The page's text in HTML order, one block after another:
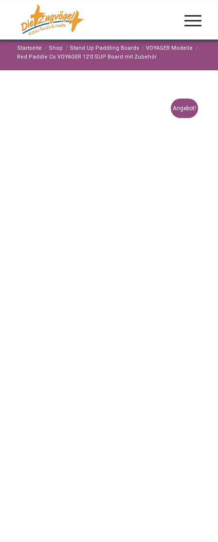
Startseite / Shop / Stand Up Paddling Boards / VOYAGER Modelle /
Red Paddle Co VOYAGER 12’0 SUP Board mit Zubehör
Angebot!